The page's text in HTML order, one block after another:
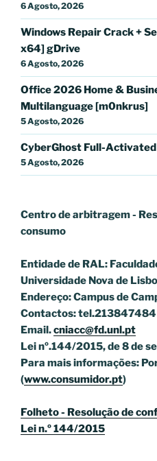
6 Agosto, 2026
Windows Repair Crack +
x64] gDrive
6 Agosto, 2026
Office 2026 Home &
Multilanguage [m0nkrus]
5 Agosto, 2026
CyberGhost Full-
5 Agosto, 2026
Centro de arbitragem -
consumo
Entidade de RAL:
Universidade Nova de
Endereço: Campus de
Contactos:
Email.cniacc@fd.unl.pt
Lei nº.144/2015, de 8 de
Para mais informações:
(www.consumidor.pt)
Folheto - Resolução de
Lei n.º 144/2015